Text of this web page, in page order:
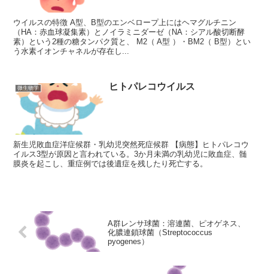
ウイルスの特徴 A型、B型のエンベロープ上にはヘマグルチニン
（HA：赤血球凝集素）とノイラミニダーゼ（NA：シアル酸切断酵
素）という2種の糖タンパク質と、 M2（ A型 ）・BM2（ B型）とい
う水素イオンチャネルが存在し...
微生物学 ヒトパレコウイルス
新生児敗血症洋症候群・乳幼児突然死症候群 【病態】ヒトパレコウ
イルス3型が原因と言われている。3か月未満の乳幼児に敗血症、髄
膜炎を起こし、重症例では後遺症を残したり死亡する。
A群レンサ球菌：溶連菌、ピオゲネス、
化膿連鎖球菌（Streptococcus
pyogenes）